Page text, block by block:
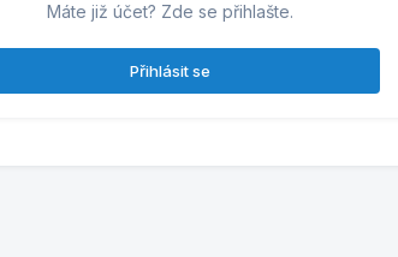
Máte již účet? Zde se přihlašte.
Přihlásit se